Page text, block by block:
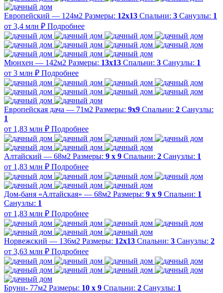
Европейский — 124м2 Размеры: 12х13 Спальни: 3 Санузлы: 1
от 3,4 млн ₽ Подробнее
Мюнхен — 142м2 Размеры: 13х13 Спальни: 3 Санузлы: 1
от 3 млн ₽ Подробнее
Европейская дача — 71м2 Размеры: 9х9 Спальни: 2 Санузлы:
1
от 1,83 млн ₽ Подробнее
Алтайский — 68м2 Размеры: 9 х 9 Спальни: 2 Санузлы: 1
от 1,83 млн ₽ Подробнее
Дом-баня «Алтайская» — 68м2 Размеры: 9 х 9 Спальни: 1
Санузлы: 1
от 1,83 млн ₽ Подробнее
Норвежский — 136м2 Размеры: 12х13 Спальни: 3 Санузлы: 2
от 3,63 млн ₽ Подробнее
Бруни- 77м2 Размеры: 10 х 9 Спальни: 2 Санузлы: 1